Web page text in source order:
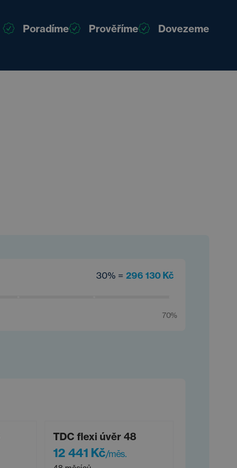
Poradíme Prověříme Dovezeme
30% = 296 130 Kč
70%
TDC flexi úvěr 48
12 441 Kč/měs.